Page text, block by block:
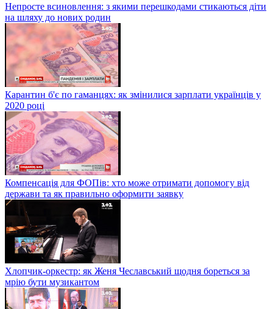
Непросте всиновлення: з якими перешкодами стикаються діти
на шляху до нових родин
Карантин б'є по гаманцях: як змінилися зарплати українців у
2020 році
Компенсація для ФОПів: хто може отримати допомогу від
держави та як правильно оформити заявку
Хлопчик-оркестр: як Женя Чеславський щодня бореться за
мрію бути музикантом